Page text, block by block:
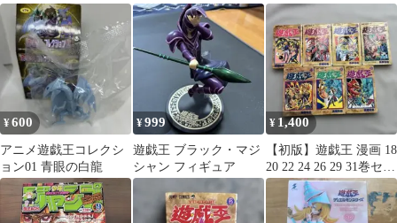
ト ヤケほぼなし
¥600
アニメ遊戯王コレクシ
ョン01 青眼の白龍
¥999
遊戯王 ブラック・マジ
シャン フィギュア
¥ 1,400
【初版】遊戯王 漫画 18
20 22 24 26 29 31巻セッ
ト 7冊